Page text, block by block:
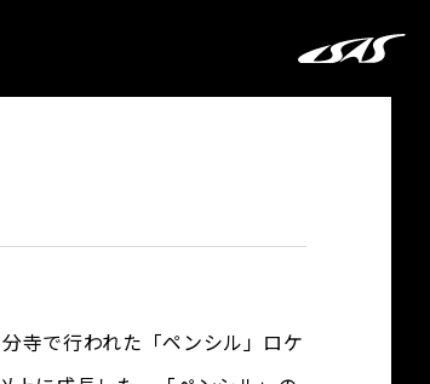
寺で行われた「ペンシル」ロケ